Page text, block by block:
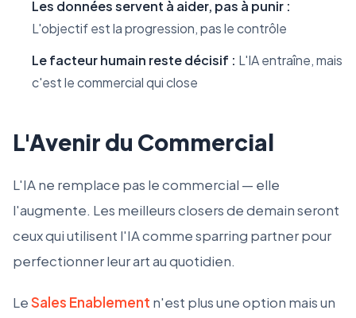
Les données servent à aider, pas à punir :
L'objectif est la progression, pas le contrôle
Le facteur humain reste décisif : L'IA entraîne, mais
c'est le commercial qui close
L'Avenir du Commercial
L'IA ne remplace pas le commercial — elle
l'augmente. Les meilleurs closers de demain seront
ceux qui utilisent l'IA comme sparring partner pour
perfectionner leur art au quotidien.
LeSales Enablement n'est plus une option mais un